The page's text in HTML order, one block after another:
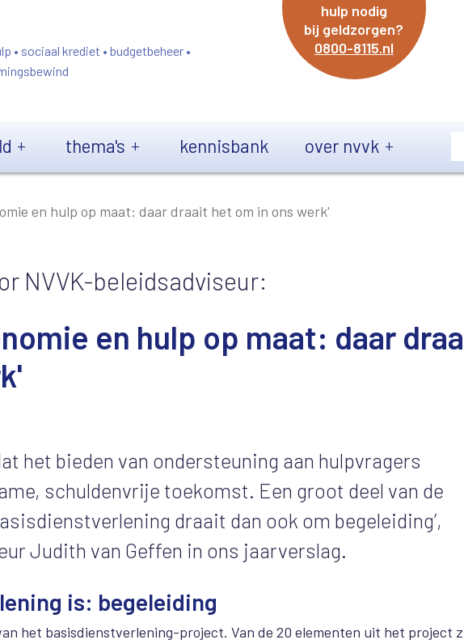
• sociaal krediet • budgetbeheer •
hulp nodig
bij geldzorgen?
0800-8115.nl
thema's kennisbank over nvvk
en hulp op maat: daar draait het om in ons werk'
NVVK-beleidsadviseur:
en hulp op maat: daar
het bieden van ondersteuning aan hulpvragers
schuldenvrije toekomst. Een groot deel van de
draait dan ook om begeleiding’,
Judith van Geffen in ons jaarverslag.
is: begeleiding
het basisdienstverlening-project. Van de 20 elementen uit het project